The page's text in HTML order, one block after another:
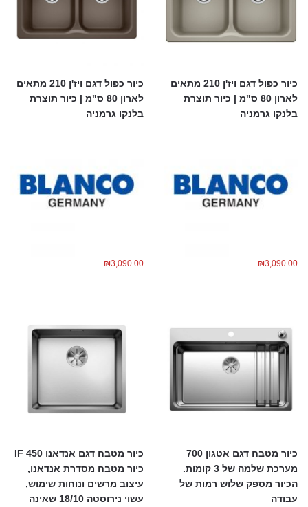
כיור כפול דגם ויז'ן 210 מתאים
לארון 80 ס"מ | כיור תוצרת
בלנקו גרמניה
₪3,090.00
כיור כפול דגם ויז'ן 210 מתאים
לארון 80 ס"מ | כיור תוצרת
בלנקו גרמניה
₪3,090.00
כיור מטבח דגם אטגון 700
מערכת שלמה של 3 קומות.
הכיור מספק שלוש רמות של
עבודה
כיור מטבח דגם אנדאנו 450 IF
כיור מטבח מסדרת אנדאנו,
עיצוב מרשים ונוחות שימוש,
עשוי נירוסטה 18/10 שאינה